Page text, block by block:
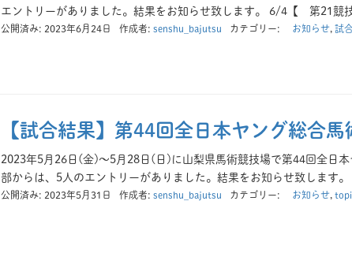
エントリーがありました。結果をお知らせ致します。 6/4【 第21競
公開済み: 2023年6月24日 作成者: senshu_bajutsu カテゴリー: お知らせ, 試
【試合結果】第44回全日本ヤング総合
2023年5月26日(金)～5月28日(日)に山梨県馬術競技場で第44回全日
部からは、5人のエントリーがありました。結果をお知らせ致します
公開済み: 2023年5月31日 作成者: senshu_bajutsu カテゴリー: お知らせ,